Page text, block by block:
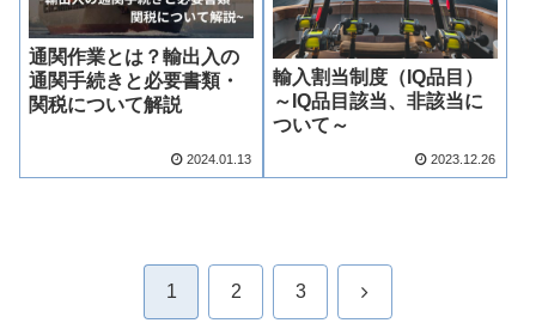
通関作業とは？輸出入の
通関手続きと必要書類・
関税について解説
2024.01.13
輸入割当制度（IQ品目）
～IQ品目該当、非該当に
ついて～
2023.12.26
1 2 3 次